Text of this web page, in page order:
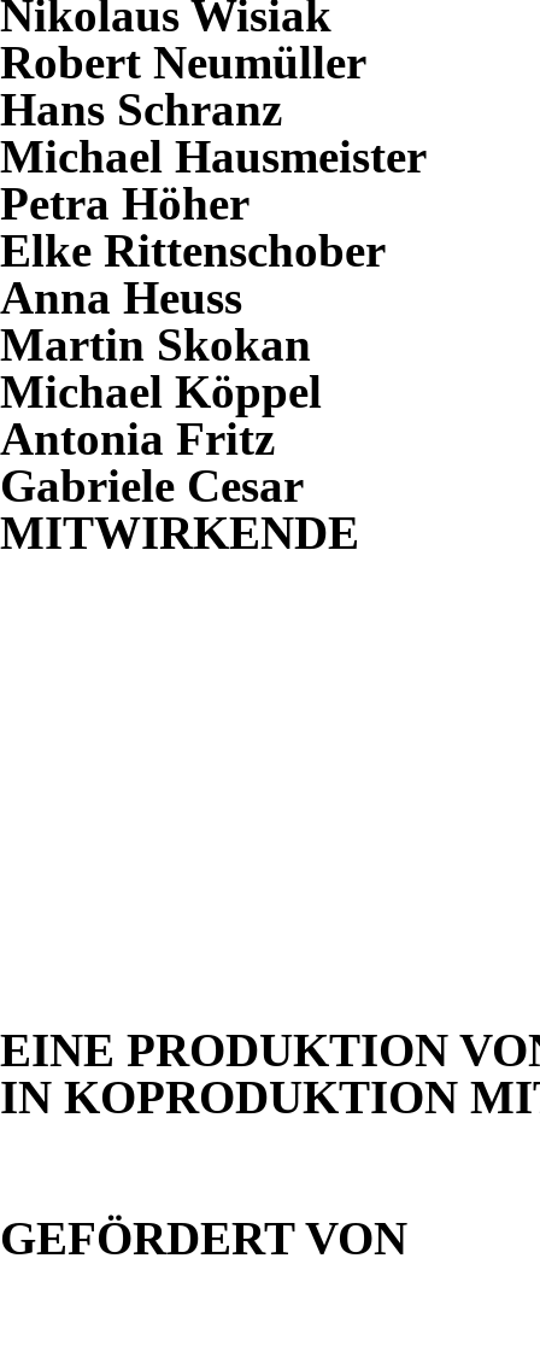
Nikolaus Wisiak
Robert Neumüller
Hans Schranz
Michael Hausmeister
Petra Höher
Elke Rittenschober
Anna Heuss
Martin Skokan
Michael Köppel
Antonia Fritz
Gabriele Cesar
MITWIRKENDE
EINE PRODUKTION
IN KOPRODUKTION
GEFÖRDERTVON